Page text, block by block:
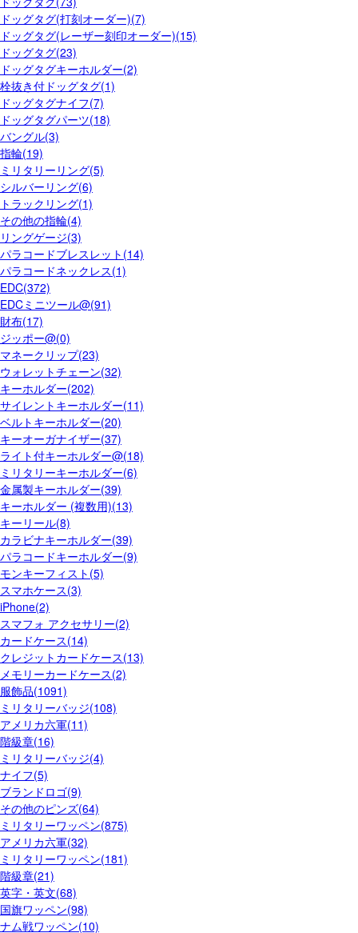
ドッグタグ(打刻オーダー)(7)
ドッグタグ(レーザー刻印オーダー)(15)
ドッグタグ(23)
ドッグタグキーホルダー(2)
栓抜き付ドッグタグ(1)
ドッグタグナイフ(7)
ドッグタグパーツ(18)
バングル(3)
指輪(19)
ミリタリーリング(5)
シルバーリング(6)
トラックリング(1)
その他の指輪(4)
リングゲージ(3)
パラコードブレスレット(14)
パラコードネックレス(1)
EDC(372)
EDCミニツール@(91)
財布(17)
ジッポー@(0)
マネークリップ(23)
ウォレットチェーン(32)
キーホルダー(202)
サイレントキーホルダー(11)
ベルトキーホルダー(20)
キーオーガナイザー(37)
ライト付キーホルダー@(18)
ミリタリーキーホルダー(6)
金属製キーホルダー(39)
キーホルダー (複数用)(13)
キーリール(8)
カラビナキーホルダー(39)
パラコードキーホルダー(9)
モンキーフィスト(5)
スマホケース(3)
iPhone(2)
スマフォ アクセサリー(2)
カードケース(14)
クレジットカードケース(13)
メモリーカードケース(2)
服飾品(1091)
ミリタリーバッジ(108)
アメリカ六軍(11)
階級章(16)
ミリタリーバッジ(4)
ナイフ(5)
ブランドロゴ(9)
その他のピンズ(64)
ミリタリーワッペン(875)
アメリカ六軍(32)
ミリタリーワッペン(181)
階級章(21)
英字・英文(68)
国旗ワッペン(98)
ナム戦ワッペン(10)